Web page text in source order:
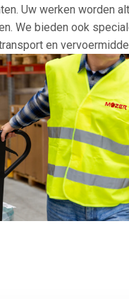
Uw werken worden
We bieden ook
en